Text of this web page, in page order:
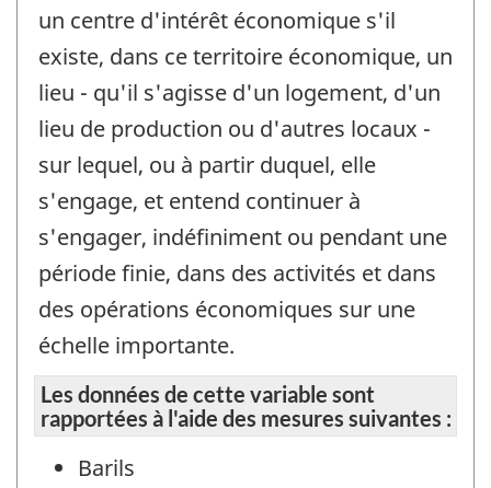
un centre d'intérêt économique s'il
existe, dans ce territoire économique, un
lieu - qu'il s'agisse d'un logement, d'un
lieu de production ou d'autres locaux -
sur lequel, ou à partir duquel, elle
s'engage, et entend continuer à
s'engager, indéfiniment ou pendant une
période finie, dans des activités et dans
des opérations économiques sur une
échelle importante.
Les données de cette variable sont
rapportées à l'aide des mesures suivantes :
Barils